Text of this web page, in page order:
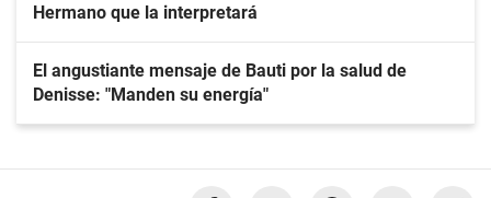
Hermano que la interpretará
El angustiante mensaje de Bauti por la salud de
Denisse: "Manden su energía"